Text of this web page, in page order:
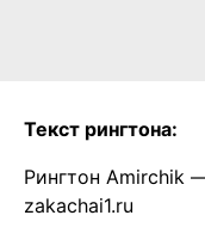
Текст рингтона:
Рингтон Amirchik
zakachai1.ru